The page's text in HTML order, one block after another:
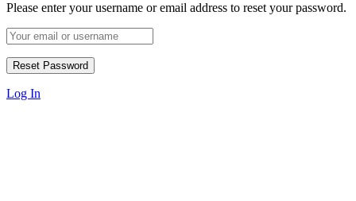
Please enter your username or email address to reset your password.
Log In